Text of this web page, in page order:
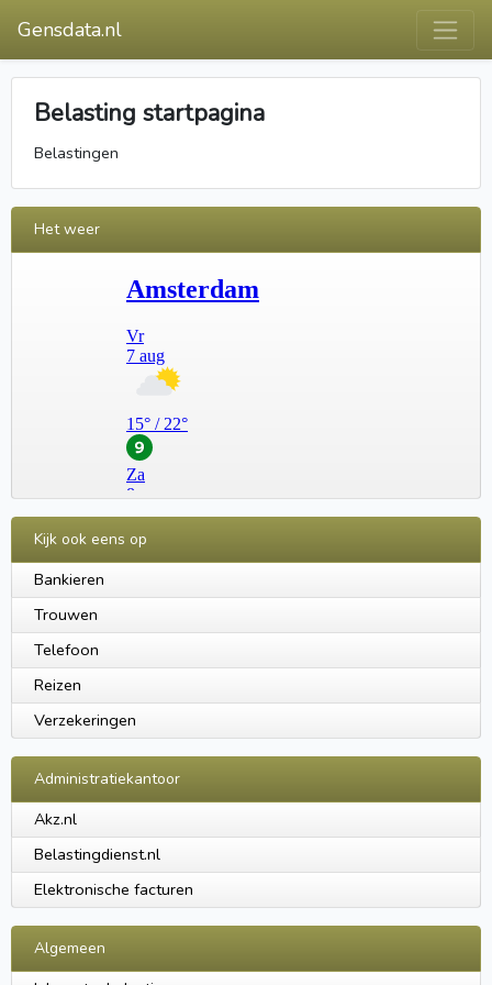
Gensdata.nl
Belasting startpagina
Belastingen
Het weer
Kijk ook eens op
Bankieren
Trouwen
Telefoon
Reizen
Verzekeringen
Administratiekantoor
Akz.nl
Belastingdienst.nl
Elektronische facturen
Algemeen